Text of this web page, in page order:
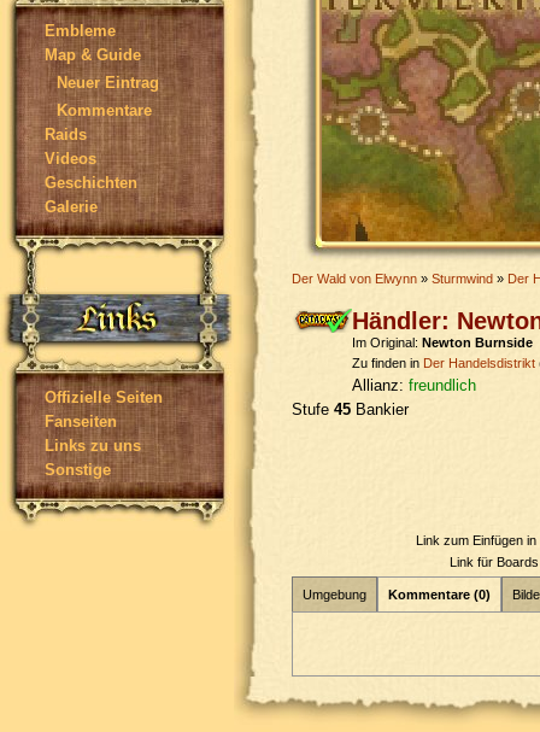
Embleme
Map & Guide
Neuer Eintrag
Kommentare
Raids
Videos
Geschichten
Galerie
Offizielle Seiten
Fanseiten
Links zu uns
Sonstige
Der Wald von Elwynn » Sturmwind » Der
Händler:
Im Original: Newton Burnside
Zu finden in Der Handelsdistrikt
Allianz: freundlich
Stufe 45 Bankier
Link zum Einfügen
Link für
Umgebung Kommentare (0)